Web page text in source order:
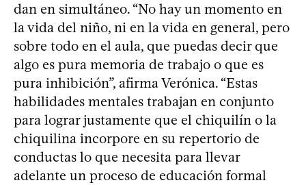
dan en simultáneo. “No hay un momento en
la vida del niño, ni en la vida en general, pero
sobre todo en el aula, que puedas decir que
algo es pura memoria de trabajo o que es
pura inhibición”, afirma Verónica. “Estas
habilidades mentales trabajan en conjunto
para lograr justamente que el chiquilín o la
chiquilina incorpore en su repertorio de
conductas lo que necesita para llevar
adelante un proceso de educación formal